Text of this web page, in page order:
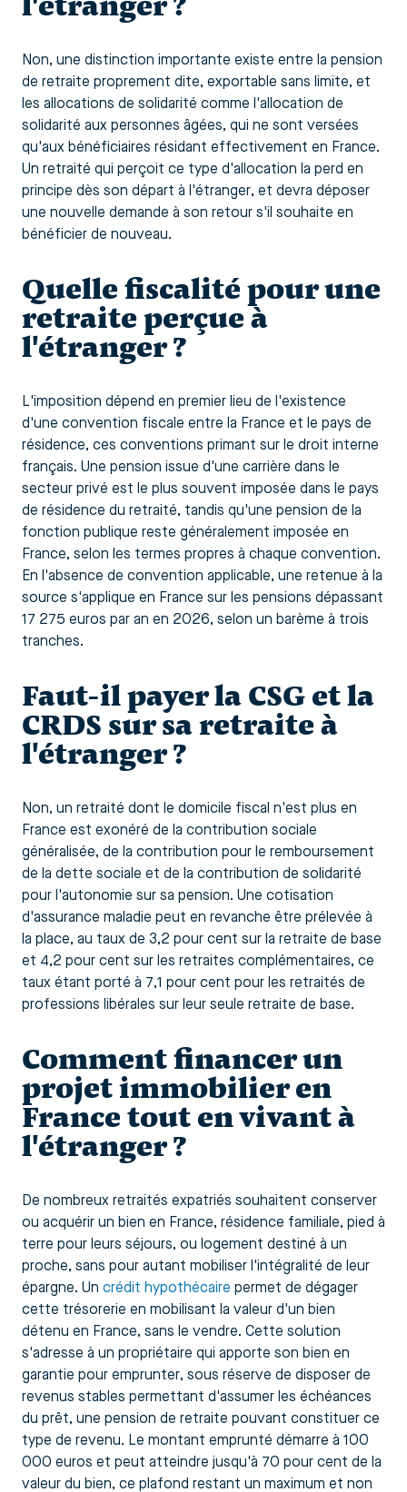
Non, une distinction importante existe entre la pension
de retraite proprement dite, exportable sans limite, et
les allocations de solidarité comme l'allocation de
solidarité aux personnes âgées, qui ne sont versées
qu'aux bénéficiaires résidant effectivement en France.
Un retraité qui perçoit ce type d'allocation la perd en
principe dès son départ à l'étranger, et devra déposer
une nouvelle demande à son retour s'il souhaite en
bénéficier de nouveau.
Quelle fiscalité pour une
retraite perçue à
l'étranger ?
L'imposition dépend en premier lieu de l'existence
d'une convention fiscale entre la France et le pays de
résidence, ces conventions primant sur le droit interne
français. Une pension issue d'une carrière dans le
secteur privé est le plus souvent imposée dans le pays
de résidence du retraité, tandis qu'une pension de la
fonction publique reste généralement imposée en
France, selon les termes propres à chaque convention.
En l'absence de convention applicable, une retenue à la
source s'applique en France sur les pensions dépassant
17 275 euros par an en 2026, selon un barème à trois
tranches.
Faut-il payer la CSG et la
CRDS sur sa retraite à
l'étranger ?
Non, un retraité dont le domicile fiscal n'est plus en
France est exonéré de la contribution sociale
généralisée, de la contribution pour le remboursement
de la dette sociale et de la contribution de solidarité
pour l'autonomie sur sa pension. Une cotisation
d'assurance maladie peut en revanche être prélevée à
la place, au taux de 3,2 pour cent sur la retraite de base
et 4,2 pour cent sur les retraites complémentaires, ce
taux étant porté à 7,1 pour cent pour les retraités de
professions libérales sur leur seule retraite de base.
Comment financer un
projet immobilier en
France tout en vivant à
l'étranger ?
De nombreux retraités expatriés souhaitent conserver
ou acquérir un bien en France, résidence familiale, pied à
terre pour leurs séjours, ou logement destiné à un
proche, sans pour autant mobiliser l'intégralité de leur
épargne. Un crédit hypothécaire permet de dégager
cette trésorerie en mobilisant la valeur d'un bien
détenu en France, sans le vendre. Cette solution
s'adresse à un propriétaire qui apporte son bien en
garantie pour emprunter, sous réserve de disposer de
revenus stables permettant d'assumer les échéances
du prêt, une pension de retraite pouvant constituer ce
type de revenu. Le montant emprunté démarre à 100
000 euros et peut atteindre jusqu'à 70 pour cent de la
valeur du bien, ce plafond restant un maximum et non